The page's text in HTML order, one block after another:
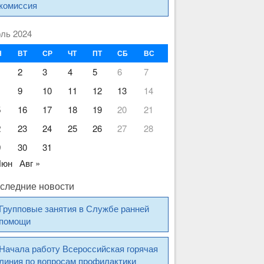
комиссия
2024
ВТ СР ЧТ ПТ СБ ВС
2 3 4 5 6
7
9 10 11 12 13
14
16 17 18 19 20
21
23 24 25 26 27
28
30
31
Авг »
новости
Групповые занятия в Службе ранней
помощи
Начала работу Всероссийская горячая
линия по вопросам профилактики